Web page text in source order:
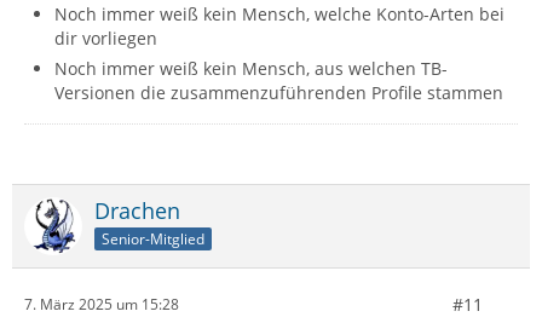
Noch immer weiß kein Mensch, welche Konto-Arten bei
dir vorliegen
Noch immer weiß kein Mensch, aus welchen TB-
Versionen die zusammenzuführenden Profile stammen
Drachen
Senior-Mitglied
7. März 2025 um 15:28 #11